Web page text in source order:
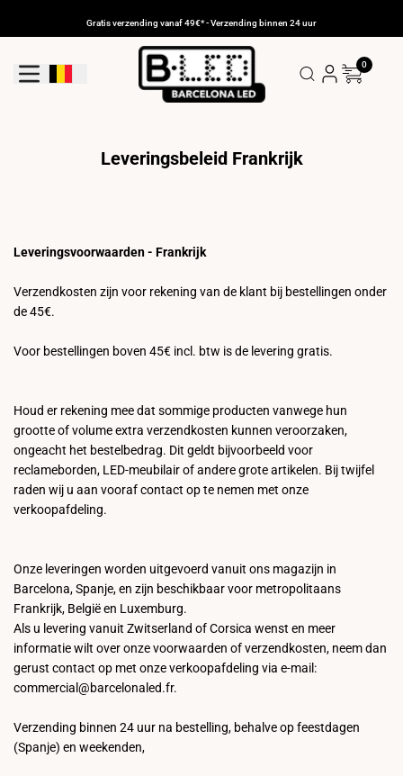
Gratis verzending vanaf 49€* - Verzending binnen 24 uur
Geolocatieknop: België
0
Leveringsbeleid Frankrijk
Leveringsvoorwaarden - Frankrijk
Verzendkosten zijn voor rekening van de klant bij bestellingen onder
de 45€.
Voor bestellingen boven 45€ incl. btw is de levering gratis.
Houd er rekening mee dat sommige producten vanwege hun
grootte of volume extra verzendkosten kunnen veroorzaken,
ongeacht het bestelbedrag. Dit geldt bijvoorbeeld voor
reclameborden, LED-meubilair of andere grote artikelen. Bij twijfel
raden wij u aan vooraf contact op te nemen met onze
verkoopafdeling.
Onze leveringen worden uitgevoerd vanuit ons magazijn in
Barcelona, Spanje, en zijn beschikbaar voor metropolitaans
Frankrijk, België en Luxemburg.
Als u levering vanuit Zwitserland of Corsica wenst en meer
informatie wilt over onze voorwaarden of verzendkosten, neem dan
gerust contact op met onze verkoopafdeling via e-mail:
commercial@barcelonaled.fr.
Verzending binnen 24 uur na bestelling, behalve op feestdagen
(Spanje) en weekenden,